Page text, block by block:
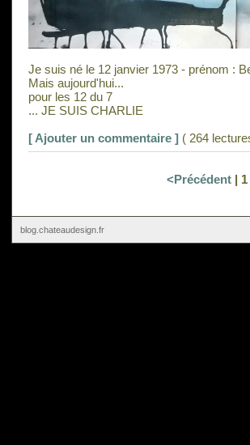
Je suis né le 12 janvier 1973 - prénom :
Mais aujourd'hui...
pour les 12 du 7
... JE SUIS CHARLIE
[ Ajouter un commentaire ] ( 264
<Précédent | 1
blog.chateaudesign.fr